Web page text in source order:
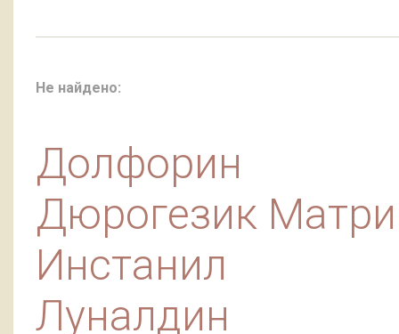
Не найдено:
Долфорин
Дюрогезик
Инстанил
Луналдин